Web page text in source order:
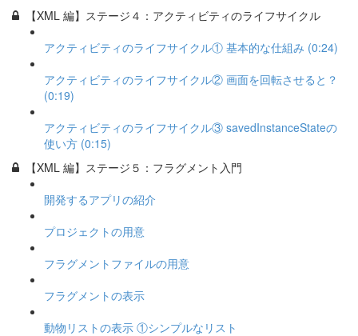
【XML 編】ステージ４：アクティビティのライフサイクル
アクティビティのライフサイクル① 基本的な仕組み (0:24)
アクティビティのライフサイクル② 画面を回転させると？
(0:19)
アクティビティのライフサイクル③ savedInstanceStateの
使い方 (0:15)
【XML 編】ステージ５：フラグメント入門
開発するアプリの紹介
プロジェクトの用意
フラグメントファイルの用意
フラグメントの表示
動物リストの表示 ①シンプルなリスト